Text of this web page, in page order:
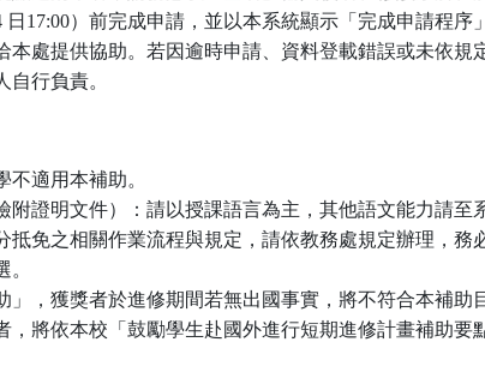
日17:00）前完成申請，並以本系統顯示「完成申請程
本處提供協助。若因逾時申請、資料登載錯誤或未依規
行負責。
不適用本補助。
附證明文件）：請以授課語言為主，其他語文能力請至
抵免之相關作業流程與規定，請依教務處規定辦理，務
」，獲獎者於進修期間若無出國事實，將不符合本補
，將依本校「鼓勵學生赴國外進行短期進修計畫補助